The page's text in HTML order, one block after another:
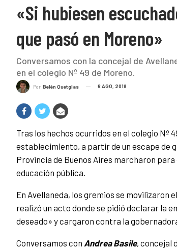
«Si hubiesen
que pasó en Moreno»
Conversamos con la concejal de
en el colegio Nº 49 de Moreno.
Por Belén Quetglas 6 AGO, 2018
Tras los hechos ocurridos en el colegio Nº
establecimiento, a partir de un escape de
Provincia de Buenos Aires marcharon
educación pública.
En Avellaneda, los gremios se movilizaron
realizó un acto donde se pidió declarar la
deseado» y cargaron contra la
Conversamos con Andrea Basile, concejal